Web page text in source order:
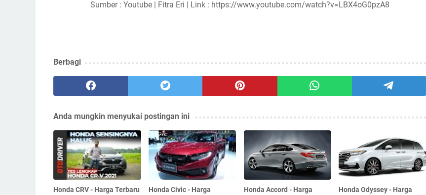
Sumber : Youtube | Fitra Eri | Link : https://www.youtube.com/watch?v=LBX4oG0pzA8
Berbagi
Anda mungkin menyukai postingan ini
Honda CRV - Harga Terbaru
Honda Civic - Harga
Honda Accord - Harga
Honda Odyssey - Harga